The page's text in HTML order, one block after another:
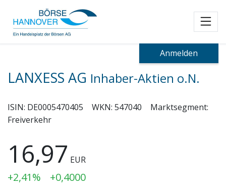
Anmelden
LANXESS AG Inhaber-Aktien o.N.
ISIN: DE0005470405 WKN: 547040
Marktsegment:
Freiverkehr
16,97 EUR
+2,41% +0,4000